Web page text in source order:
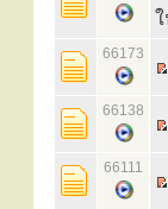
66173
66138
66111